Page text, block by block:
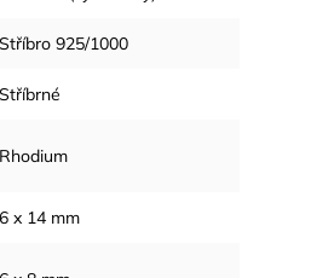
Stříbro 925/1000
Stříbrné
Rhodium
6 x 14 mm